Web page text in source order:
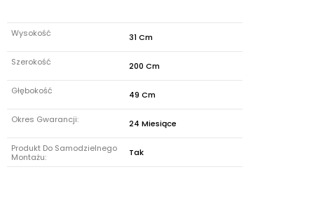
Wysokość 31 Cm
Szerokość 200 Cm
Głębokość 49 Cm
Okres Gwarancji: 24 Miesiące
Produkt Do Samodzielnego
Montażu:
Tak